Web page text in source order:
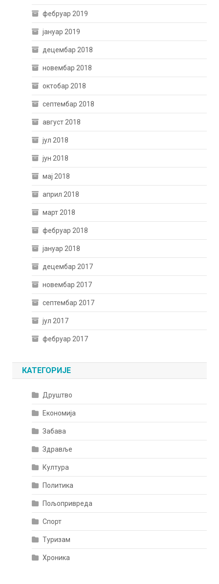
фебруар 2019
јануар 2019
децембар 2018
новембар 2018
октобар 2018
септембар 2018
август 2018
јул 2018
јун 2018
мај 2018
април 2018
март 2018
фебруар 2018
јануар 2018
децембар 2017
новембар 2017
септембар 2017
јул 2017
фебруар 2017
КАТЕГОРИЈЕ
Друштво
Економија
Забава
Здравље
Култура
Политика
Пољопривреда
Спорт
Туризам
Хроника